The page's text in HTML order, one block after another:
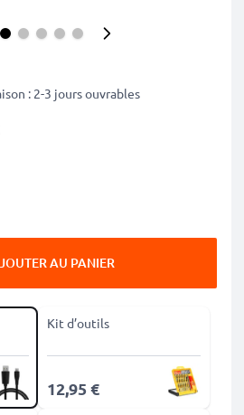
: 2-3 jours ouvrables
AU PANIER
Kit d’outils
12,95 €